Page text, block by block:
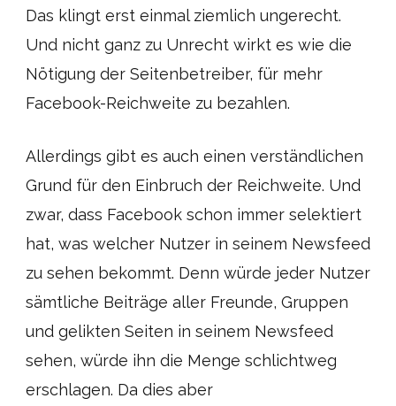
Das klingt erst einmal ziemlich ungerecht.
Und nicht ganz zu Unrecht wirkt es wie die
Nötigung der Seitenbetreiber, für mehr
Facebook-Reichweite zu bezahlen.
Allerdings gibt es auch einen verständlichen
Grund für den Einbruch der Reichweite. Und
zwar, dass Facebook schon immer selektiert
hat, was welcher Nutzer in seinem Newsfeed
zu sehen bekommt. Denn würde jeder Nutzer
sämtliche Beiträge aller Freunde, Gruppen
und gelikten Seiten in seinem Newsfeed
sehen, würde ihn die Menge schlichtweg
erschlagen. Da dies aber